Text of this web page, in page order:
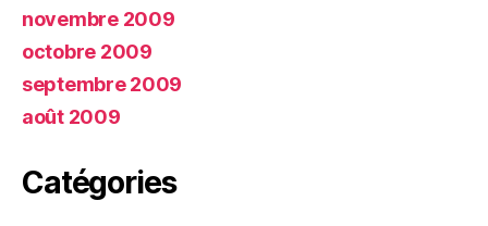
novembre 2009
octobre 2009
septembre 2009
août 2009
Catégories